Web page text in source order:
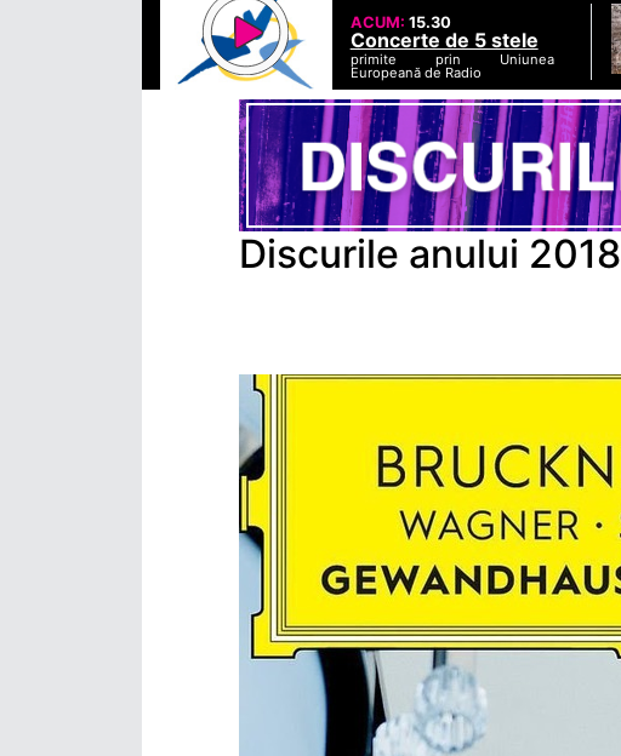
ACUM: 15.30
Concerte de 5 stele
primite prin Uniunea
Europeană de Radio
Discurile anului 2018